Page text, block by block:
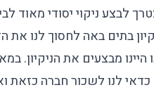
לבצע ניקוי יסודי מאוד
בתים באה לחסוך לנו את
מבצעים את הניקיון.
לנו לשכור חברה כזאת